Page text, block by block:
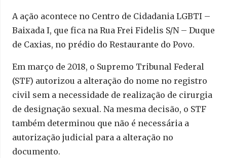
A ação acontece no Centro de Cidadania LGBTI –
Baixada I, que fica na Rua Frei Fidelis S/N – Duque
de Caxias, no prédio do Restaurante do Povo.
Em março de 2018, o Supremo Tribunal Federal
(STF) autorizou a alteração do nome no registro
civil sem a necessidade de realização de cirurgia
de designação sexual. Na mesma decisão, o STF
também determinou que não é necessária a
autorização judicial para a alteração no
documento.